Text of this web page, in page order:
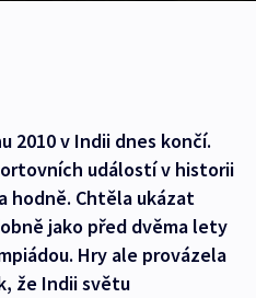
2010 v Indii dnes končí.
událostí v historii
hodně. Chtěla ukázat
jako před dvěma lety
Hry ale provázela
že Indii světu